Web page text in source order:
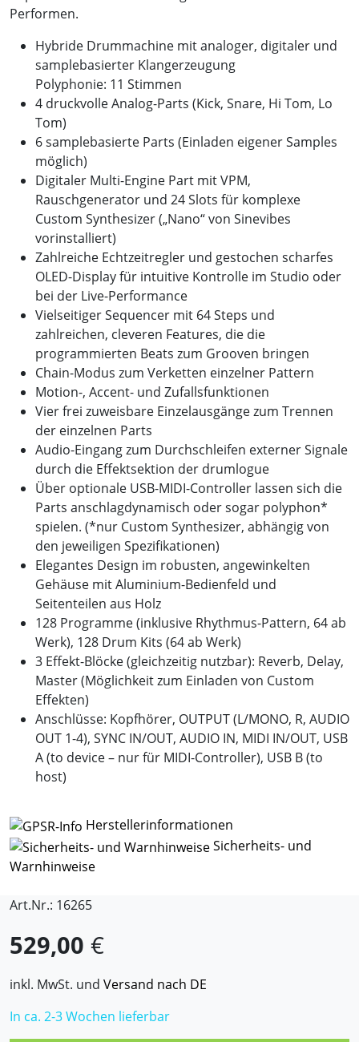
Performen.
Hybride Drummachine mit analoger, digitaler und
samplebasierter Klangerzeugung
Polyphonie: 11 Stimmen
4 druckvolle Analog-Parts (Kick, Snare, Hi Tom, Lo
Tom)
6 samplebasierte Parts (Einladen eigener Samples
möglich)
Digitaler Multi-Engine Part mit VPM,
Rauschgenerator und 24 Slots für komplexe
Custom Synthesizer („Nano“ von Sinevibes
vorinstalliert)
Zahlreiche Echtzeitregler und gestochen scharfes
OLED-Display für intuitive Kontrolle im Studio oder
bei der Live-Performance
Vielseitiger Sequencer mit 64 Steps und
zahlreichen, cleveren Features, die die
programmierten Beats zum Grooven bringen
Chain-Modus zum Verketten einzelner Pattern
Motion-, Accent- und Zufallsfunktionen
Vier frei zuweisbare Einzelausgänge zum Trennen
der einzelnen Parts
Audio-Eingang zum Durchschleifen externer Signale
durch die Effektsektion der drumlogue
Über optionale USB-MIDI-Controller lassen sich die
Parts anschlagdynamisch oder sogar polyphon*
spielen. (*nur Custom Synthesizer, abhängig von
den jeweiligen Spezifikationen)
Elegantes Design im robusten, angewinkelten
Gehäuse mit Aluminium-Bedienfeld und
Seitenteilen aus Holz
128 Programme (inklusive Rhythmus-Pattern, 64 ab
Werk), 128 Drum Kits (64 ab Werk)
3 Effekt-Blöcke (gleichzeitig nutzbar): Reverb, Delay,
Master (Möglichkeit zum Einladen von Custom
Effekten)
Anschlüsse: Kopfhörer, OUTPUT (L/MONO, R, AUDIO
OUT 1-4), SYNC IN/OUT, AUDIO IN, MIDI IN/OUT, USB
A (to device – nur für MIDI-Controller), USB B (to
host)
Herstellerinformationen
Sicherheits- und
Warnhinweise
Art.Nr.: 16265
529,00 €
inkl. MwSt. und Versand nach DE
In ca. 2-3 Wochen lieferbar